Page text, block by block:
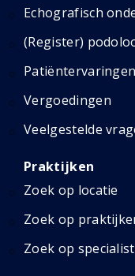
Echografisch
(Register)
Patiëntervaringen
Vergoedingen
Veelgestelde
Praktijken
Zoek op locatie
Zoek op
Zoek op